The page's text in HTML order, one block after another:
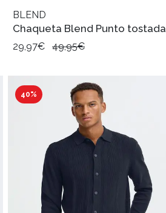
BLEND
Chaqueta Blend Punto tostada
29,97€ 49,95€
40%